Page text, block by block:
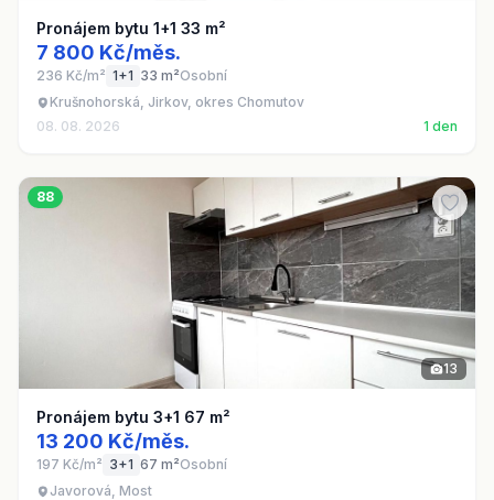
Pronájem bytu 1+1 33 m²
7 800 Kč/měs.
236 Kč/m² 1+1 33 m²Osobní
Krušnohorská, Jirkov, okres Chomutov
08. 08. 2026
1 den
88
13
Pronájem bytu 3+1 67 m²
13 200 Kč/měs.
197 Kč/m² 3+1 67 m²Osobní
Javorová, Most